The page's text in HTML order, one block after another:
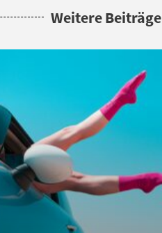
Weitere Beiträge